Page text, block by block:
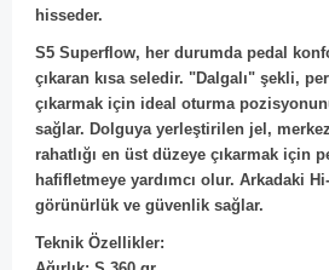
hisseder.
S5 Superflow, her durumda pedal
çıkaran kısa seledir. "Dalgalı" şekli,
çıkarmak için ideal oturma
sağlar. Dolguya yerleştirilen jel,
rahatlığı en üst düzeye çıkarmak için
hafifletmeye yardımcı olur. Arkadaki
görünürlük ve güvenlik sağlar.
Teknik Özellikler: